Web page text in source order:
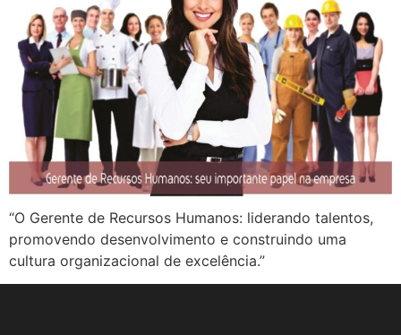
“O Gerente de Recursos Humanos: liderando talentos,
promovendo desenvolvimento e construindo uma
cultura organizacional de excelência.”